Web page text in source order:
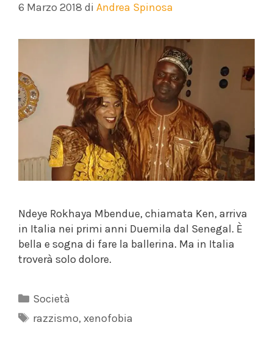
6 Marzo 2018 di Andrea Spinosa
Ndeye Rokhaya Mbendue, chiamata Ken, arriva
in Italia nei primi anni Duemila dal Senegal. È
bella e sogna di fare la ballerina. Ma in Italia
troverà solo dolore.
Categorie
Società
Tag
razzismo, xenofobia